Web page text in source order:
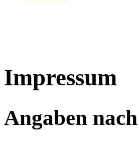
Impressum
Angaben